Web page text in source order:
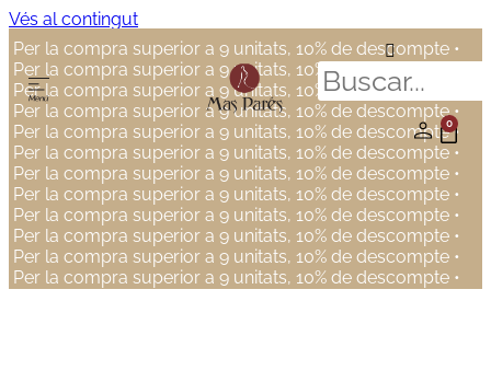
Vés al contingut
0
Per la compra superior a 9 unitats, 10% de descompte •
Per la compra superior a 9 unitats, 10% de descompte •
Per la compra superior a 9 unitats, 10% de descompte •
Per la compra superior a 9 unitats, 10% de descompte •
Per la compra superior a 9 unitats, 10% de descompte •
Per la compra superior a 9 unitats, 10% de descompte •
Per la compra superior a 9 unitats, 10% de descompte •
Per la compra superior a 9 unitats, 10% de descompte •
Per la compra superior a 9 unitats, 10% de descompte •
Per la compra superior a 9 unitats, 10% de descompte •
Per la compra superior a 9 unitats, 10% de descompte •
Per la compra superior a 9 unitats, 10% de descompte •